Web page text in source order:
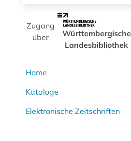
Zugang
über
Württembergische
Landesbibliothek
Home
Kataloge
Elektronische Zeitschriften